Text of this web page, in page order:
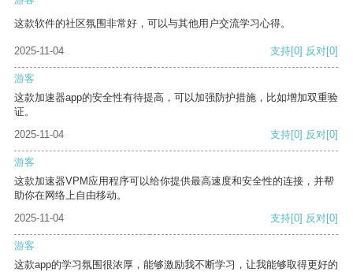
这款软件的社区氛围非常好，可以与其他用户交流学习心得。
2025-11-04 支持[0] 反对[0]
游客
这款加速器app的安全性有待提高，可以加强防护措施，比如增加双重验
证。
2025-11-04
支持[0] 反对[0]
游客
这款加速器VPM应用程序可以给你提供最高速度和安全性的连接，并帮
助你在网络上自由移动。
2025-11-04
支持[0] 反对[0]
游客
这款app的学习氛围很浓厚，能够激励我不断学习，让我能够取得更好的